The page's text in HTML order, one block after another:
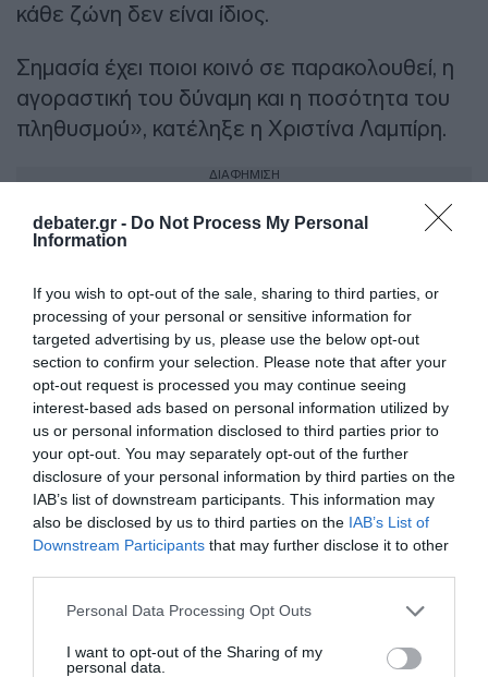
debater.gr - Do Not Process My Personal
Information
If you wish to opt-out of the sale, sharing to third parties, or
processing of your personal or sensitive information for
targeted advertising by us, please use the below opt-out
section to confirm your selection. Please note that after your
opt-out request is processed you may continue seeing
interest-based ads based on personal information utilized by
us or personal information disclosed to third parties prior to
your opt-out. You may separately opt-out of the further
disclosure of your personal information by third parties on the
IAB’s list of downstream participants. This information may
also be disclosed by us to third parties on the IAB’s List of
Downstream Participants that may further disclose it to other
Please note that this website/app uses one or more Google
not limited to your visit or usage behaviour. You may click to
Personal Data Processing Opt Outs
I want to opt-out of the Sharing of my
personal data.
κάθε ζώνη δεν είναι ίδιος.
Σημασία έχει ποιοι κοινό σε παρακολουθεί, η
αγοραστική του δύναμη και η ποσότητα του
πληθυσμού», κατέληξε η Χριστίνα Λαμπίρη.
ΔΙΑΦΗΜΙΣΗ
Προσθήκη ως προτεινόμενη
πηγή στην Google
To Ιράν θα διατηρήσει τον αποκλεισμό των